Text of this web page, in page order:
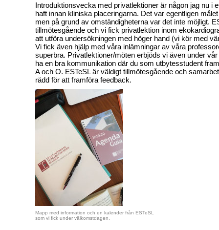
Introduktionsvecka med privatlektioner är någon jag nu i
haft innan kliniska placeringarna. Det var egentligen
men på grund av omständigheterna var det inte möjligt.
tillmötesgående och vi fick privatlektion inom
att utföra undersökningen med höger hand (vi kör med
Vi fick även hjälp med våra inlämningar av våra
superbra. Privatlektioner/möten erbjöds vi även under
ha en bra kommunikation där du som utbytesstudent
A och O. ESTeSL är väldigt tillmötesgående och
rädd för att framföra feedback.
Mapp med information och en kalender från ESTeSL
som vi fick under välkomstdagen.